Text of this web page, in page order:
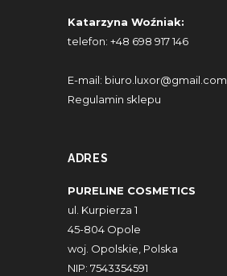
Katarzyna Woźniak:
telefon: +48 698 917 146
E-mail: biuro.luxor@gmail.com
Regulamin sklepu
ADRES
PURELINE COSMETICS
ul. Kurpierza 1
45-804 Opole
woj. Opolskie, Polska
NIP: 7543354591